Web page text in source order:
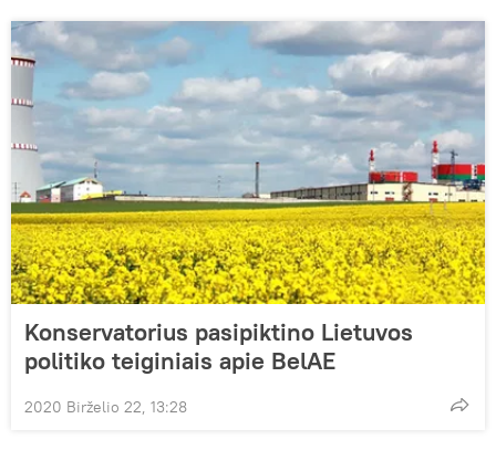
Konservatorius pasipiktino Lietuvos
politiko teiginiais apie BelAE
2020 Birželio 22, 13:28